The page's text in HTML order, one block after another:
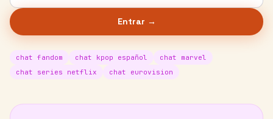
Entrar →
chat fandom chat kpop español
chat marvel
chat series netflix
chat eurovision